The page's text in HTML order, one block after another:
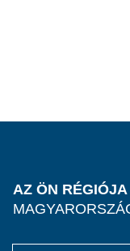
AZ ÖN RÉGIÓJA